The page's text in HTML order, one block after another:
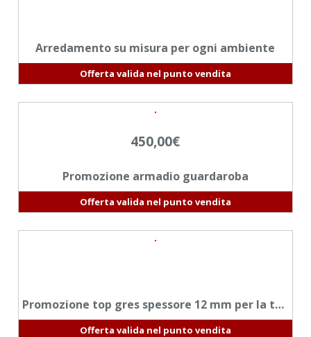
Arredamento su misura per ogni ambiente
Offerta valida nel punto vendita
450,00€
Promozione armadio guardaroba
Offerta valida nel punto vendita
Promozione top gres spessore 12 mm per la tua nuova cucina
Offerta valida nel punto vendita